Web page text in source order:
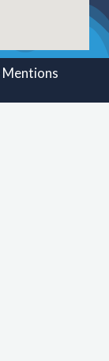
Mentions